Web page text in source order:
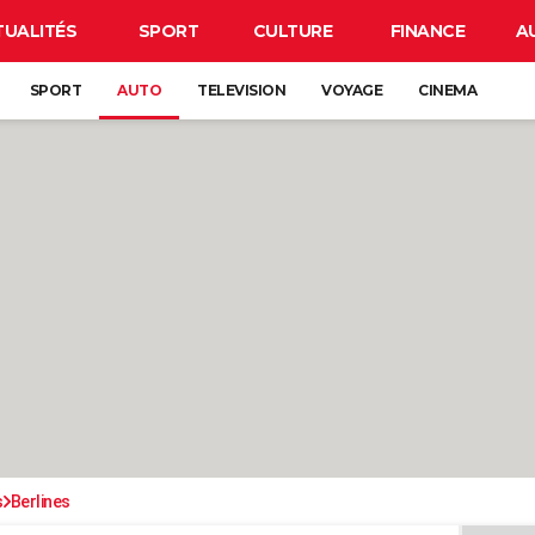
SPORT CULTURE FINANCE
SPORT AUTO TELEVISION VOYAGE CINEMA
Berlines